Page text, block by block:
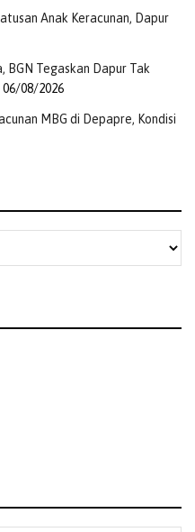
Anak Keracunan, Dapur
BGN Tegaskan Dapur Tak
06/08/2026
MBG di Depapre, Kondisi